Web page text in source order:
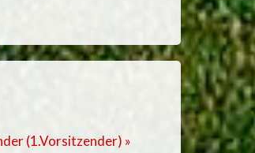
(1.Vorsitzender) »